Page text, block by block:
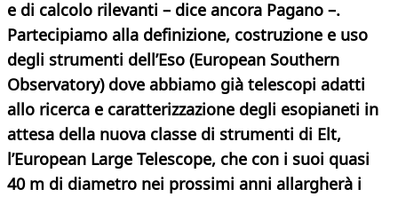
e di calcolo rilevanti – dice ancora Pagano –.
Partecipiamo alla definizione, costruzione e uso
degli strumenti dell’Eso (European Southern
Observatory) dove abbiamo già telescopi adatti
allo ricerca e caratterizzazione degli esopianeti in
attesa della nuova classe di strumenti di Elt,
l’European Large Telescope, che con i suoi quasi
40 m di diametro nei prossimi anni allargherà i